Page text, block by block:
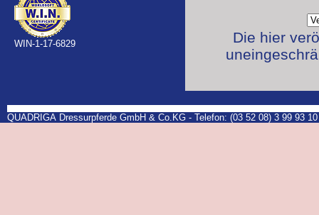
WIN-1-17-6829
Die hier
QUADRIGA Dressurpferde GmbH & Co.KG - Telefon: (03 52 08) 3 99 93 10